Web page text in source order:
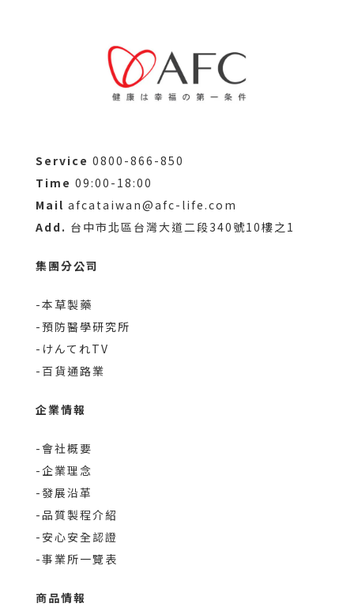
Service 0800-866-850
Time 09:00-18:00
Mail afcataiwan@afc-life.com
Add. 台中市北區台灣大道二段340號10樓之1
集團分公司
-本草製藥
-預防醫學研究所
-けんてれTV
-百貨通路業
企業情報
-會社概要
-企業理念
-發展沿革
-品質製程介紹
-安心安全認證
-事業所一覽表
商品情報